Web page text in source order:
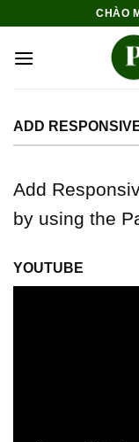
content
CHÀO
ADD
Add
by using the
YOUTUBE